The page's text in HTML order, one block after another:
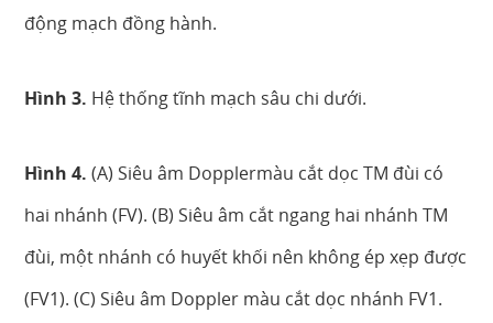
động mạch đồng hành.
Hình 3. Hệ thống tĩnh mạch sâu chi dưới.
Hình 4. (A) Siêu âm Dopplermàu cắt dọc TM đùi có
hai nhánh (FV). (B) Siêu âm cắt ngang hai nhánh TM
đùi, một nhánh có huyết khối nên không ép xẹp được
(FV1). (C) Siêu âm Doppler màu cắt dọc nhánh FV1.